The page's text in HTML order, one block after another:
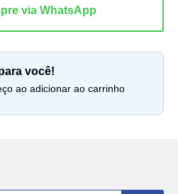
você!
ao adicionar ao carrinho